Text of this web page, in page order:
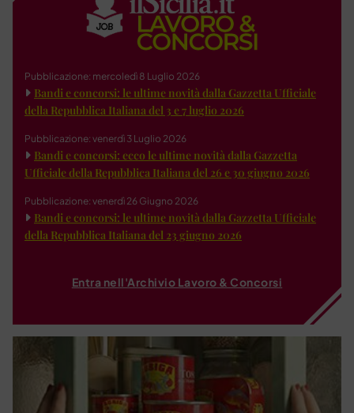
Pubblicazione: mercoledì 8 Luglio 2026
Bandi e concorsi: le ultime novità dalla Gazzetta Ufficiale
della Repubblica Italiana del 3 e 7 luglio 2026
Pubblicazione: venerdì 3 Luglio 2026
Bandi e concorsi: ecco le ultime novità dalla Gazzetta
Ufficiale della Repubblica Italiana del 26 e 30 giugno 2026
Pubblicazione: venerdì 26 Giugno 2026
Bandi e concorsi: le ultime novità dalla Gazzetta Ufficiale
della Repubblica Italiana del 23 giugno 2026
Entra nell'Archivio Lavoro & Concorsi